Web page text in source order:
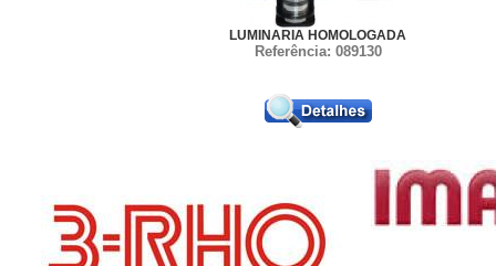
LUMINARIA HOMOLOGADA
Referência: 089130